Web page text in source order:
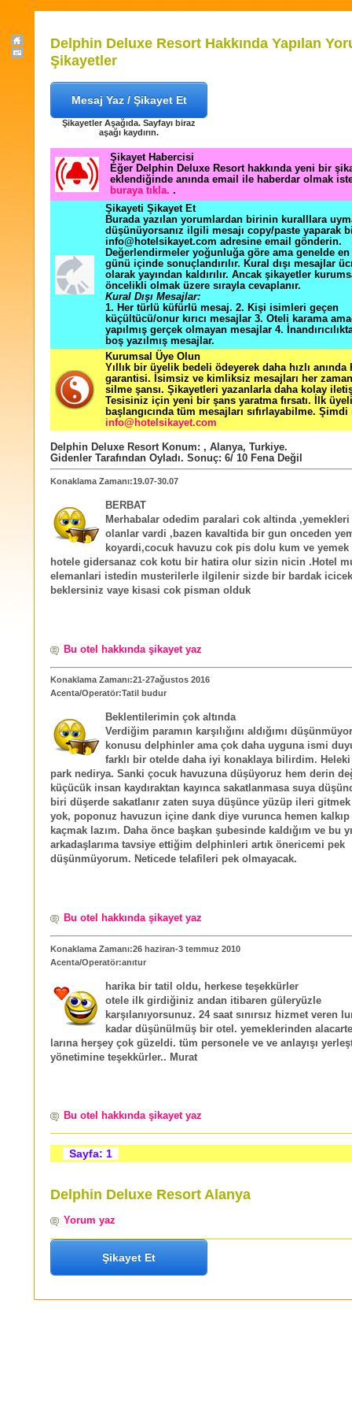
Delphin Deluxe Resort Hakkında Yapılan
Şikayetler
Mesaj Yaz / Şikayet Et
Şikayetler Aşağıda. Sayfayı biraz
aşağı kaydırın.
Şikayet Habercisi
Eğer Delphin Deluxe Resort hakkında yeni bir
eklendiğinde anında email ile haberdar olmak
buraya tıkla. .
Şikayeti Şikayet Et
Burada yazılan yorumlardan birinin kuralllara
düşünüyorsanız ilgili mesajı copy/paste yaparak
info@hotelsikayet.com adresine email gönderin.
Değerlendirmeler yoğunluğa göre ama genelde
günü içinde sonuçlandırılır. Kural dışı mesajlar
olarak yayından kaldırılır. Ancak şikayetler
öncelikli olmak üzere sırayla cevaplanır.
Kural Dışı Mesajlar:
1. Her türlü küfürlü mesaj. 2. Kişi isimleri geçen
küçültücü/onur kırıcı mesajlar 3. Oteli karama
yapılmış gerçek olmayan mesajlar 4.
boş yazılmış mesajlar.
Kurumsal Üye Olun
Yıllık bir üyelik bedeli ödeyerek daha hızlı
garantisi. İsimsiz ve kimliksiz mesajları her zaman
silme şansı. Şikayetleri yazanlarla daha kolay
Tesisiniz için yeni bir şans yaratma fırsatı. İlk
başlangıcında tüm mesajları sıfırlayabilme. Şimdi
info@hotelsikayet.com
Delphin Deluxe ResortKonum: , Alanya, Turkiye.
Gidenler Tarafından Oyladı. Sonuç: 6/ 10 Fena Değil
Konaklama Zamanı:19.07-30.07
BERBAT
Merhabalar odedim paralari cok altinda
olanlar vardi ,bazen kavaltida bir gun onceden
koyardi,cocuk havuzu cok pis dolu kum ve
hotele gidersanaz cok kotu bir hatira olur sizin nicin .Hotel
elemanlari istedin musterilerle ilgilenir sizde bir bardak
beklersiniz vaye kisasi cok pisman olduk
Bu otel hakkında şikayet yaz
Konaklama Zamanı:21-27ağustos 2016
Acenta/Operatör:Tatil budur
Beklentilerimin çok altında
Verdiğim paramın karşılığını aldığımı
konusu delphinler ama çok daha uyguna ismi
farklı bir otelde daha iyi konaklaya bilirdim.
park nedirya. Sanki çocuk havuzuna düşüyoruz hem derin
küçücük insan kaydıraktan kayınca sakatlanmasa suya
biri düşerde sakatlanır zaten suya düşünce yüzüp ileri
yok, poponuz havuzun içine dank diye vurunca hemen kalkıp
kaçmak lazım. Daha önce başkan şubesinde kaldığım ve bu
arkadaşlarıma tavsiye ettiğim delphinleri artık önericemi pek
düşünmüyorum. Neticede telafileri pek olmayacak.
Bu otel hakkında şikayet yaz
Konaklama Zamanı:26 haziran-3 temmuz 2010
Acenta/Operatör:anıtur
harika bir tatil oldu, herkese teşekkürler
otele ilk girdiğiniz andan itibaren güleryüzle
karşılanıyorsunuz. 24 saat sınırsız hizmet veren
kadar düşünülmüş bir otel. yemeklerinden
larına herşey çok güzeldi. tüm personele ve ve anlayışı
yönetimine teşekkürler.. Murat
Bu otel hakkında şikayet yaz
Sayfa: 1
Delphin Deluxe Resort Alanya
Yorum yaz
Şikayet Et